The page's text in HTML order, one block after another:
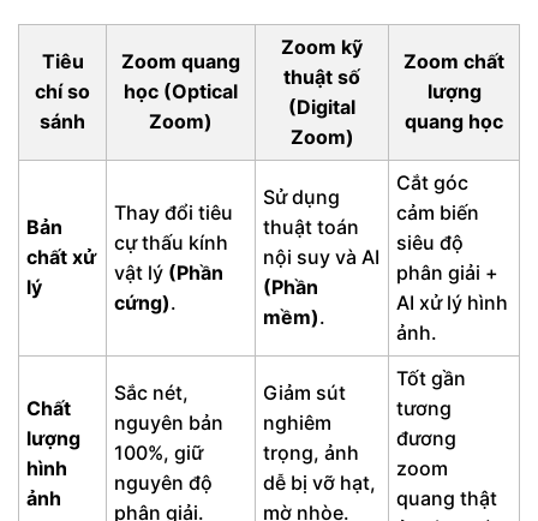
Tiêu
chí so
sánh
Zoom quang
học (Optical
Zoom)
Zoom kỹ
thuật số
(Digital
Zoom)
Zoom chất
lượng
quang học
Bản
chất xử
lý
Thay đổi tiêu
cự thấu kính
vật lý (Phần
cứng).
Sử dụng
thuật toán
nội suy và AI
(Phần
mềm).
Cắt góc
cảm biến
siêu độ
phân giải +
AI xử lý hình
ảnh.
Chất
lượng
hình
ảnh
Sắc nét,
nguyên bản
100%, giữ
nguyên độ
phân giải.
Giảm sút
nghiêm
trọng, ảnh
dễ bị vỡ hạt,
mờ nhòe.
Tốt gần
tương
đương
zoom
quang thật